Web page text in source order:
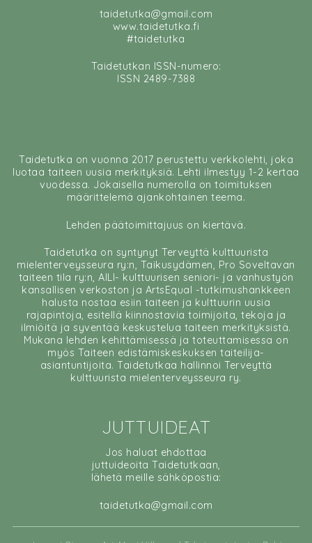
taidetutka@gmail.com
www.taidetutka.fi
#taidetutka
Taidetutkan ISSN-numero:
ISSN 2489-7388
Taidetutka on vuonna 2017 perustettu verkkolehti, joka
luotaa taiteen uusia merkityksiä. Lehti ilmestyy 1-2 kertaa
vuodessa. Jokaisella numerolla on toimituksen
määrittelemä ajankohtainen teema.
Lehden päätoimittajuus on kiertävä.
Taidetutka on syntynyt Terveyttä kulttuurista
mielenterveysseura ry:n, Taikusydämen, Pro Soveltavan
taiteen tila ry:n, AILI- kulttuurisen seniori- ja vanhustyön
kansallisen verkoston ja ArtsEqual -tutkimushankkeen
halusta nostaa esiin taiteen ja kulttuurin uusia
rajapintoja, esitellä kiinnostavia toimijoita, tekoja ja
ilmiöitä ja syventää keskustelua taiteen merkityksistä.
Mukana lehden kehittämisessä ja toteuttamisessa on
myös Taiteen edistämiskeskuksen taiteilija-
asiantuntijoita. Taidetutkaa hallinnoi Terveyttä
kulttuurista mielenterveysseura ry.
JUTTUIDEAT
Jos haluat ehdottaa
juttuideoita Taidetutkaan,
lähetä meille sähköpostia:
taidetutka@gmail.com